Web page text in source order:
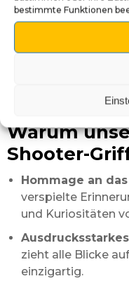
bestimmte Funktionen
Entfernen Sie die
des alten Shooter-
Richten Sie den
der Ablauf
Warum
Shooter-
Hommage an
verspielte
und Kuriositäten
zieht alle Blicke
einzigartig.